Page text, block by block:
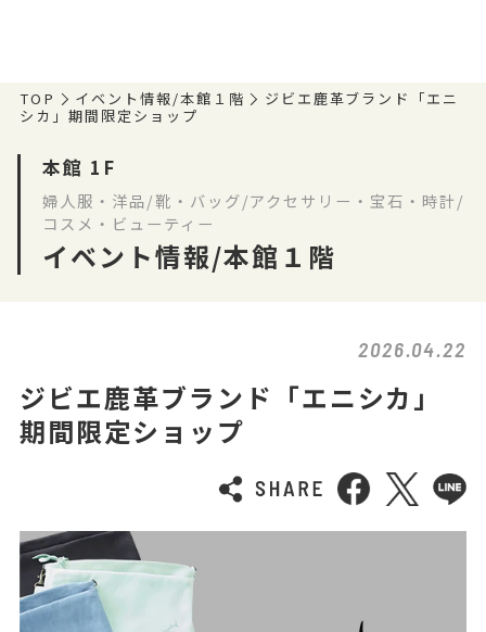
TOP イベント情報/本館１階
ジビエ鹿革ブランド「エニ
シカ」期間限定ショップ
本館 1F
婦人服・洋品/靴・バッグ/アクセサリー・宝石・時計/
コスメ・ビューティー
イベント情報/本館１階
2026.04.22
ジビエ鹿革ブランド「エニシカ」
期間限定ショップ